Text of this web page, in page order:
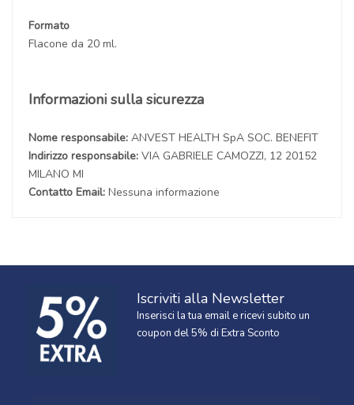
Formato
Flacone da 20 ml.
Informazioni sulla sicurezza
Nome responsabile: ANVEST HEALTH SpA SOC. BENEFIT
Indirizzo responsabile: VIA GABRIELE CAMOZZI, 12 20152
MILANO MI
Contatto Email: Nessuna informazione
Iscriviti alla Newsletter
Inserisci la tua email e ricevi subito un
coupon del 5% di Extra Sconto